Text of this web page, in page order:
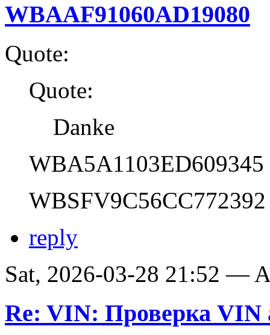
WBAAF91060AD19080
Quote:
Quote:
Danke
WBA5A1103ED609345
WBSFV9C56CC772392
reply
Sat, 2026-03-28 21:52 —
Re: VIN: Проверка VIN